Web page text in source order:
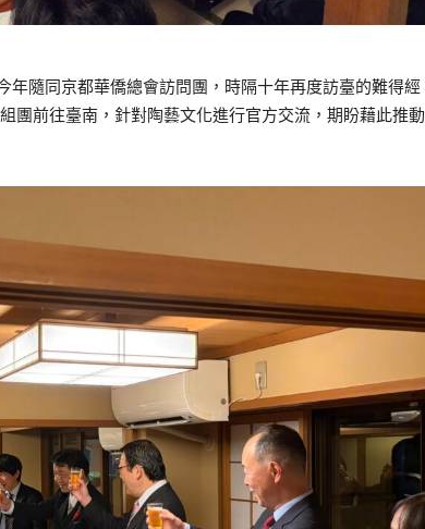
年隨同京都華僑總會訪問團，時隔十年再度訪臺的難得經
團前往臺南，針對陶藝文化進行官方交流，期盼藉此推動